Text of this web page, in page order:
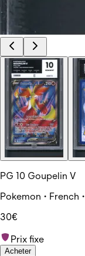
PG 10 Goupelin V
Pokemon • French
30€
Prix fixe
Acheter